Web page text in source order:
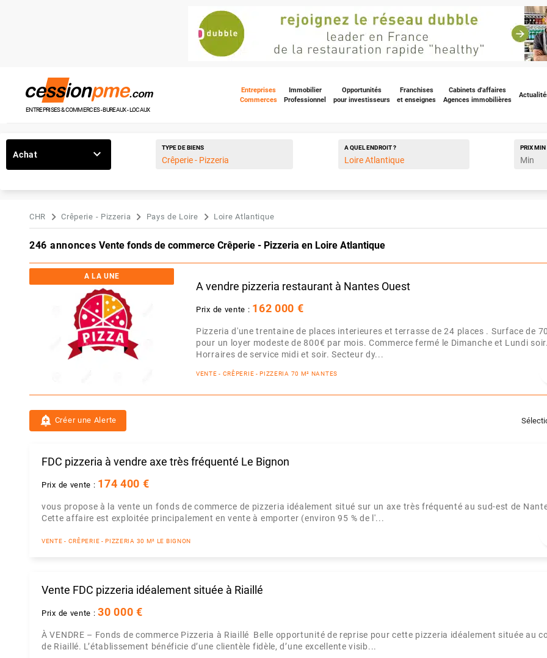
ENTREPRISES & COMMERCES - BUREAUX - LOCAUX
Entreprises
Commerces
Immobilier
Professionnel
Opportunités
pour investisseurs
Franchises
et enseignes
Cabinets d'affaires
Agences immobilières
Achat
TYPE DE BIENS A QUEL ENDROIT ? PRIXMIN
CHR Crêperie - Pizzeria Pays de Loire Loire Atlantique
246 annoncesVente fonds de commerce Crêperie - Pizzeria en Loire Atlantique
A LA UNE
A vendre pizzeria restaurant à Nantes Ouest
Prix de vente : 162 000 €
Pizzeria d'une trentaine de places interieures et terrasse de 24 places . Surface de
pour un loyer modeste de 800€ par mois. Commerce fermé le Dimanche et Lundi soir.
Horraires de service midi et soir. Secteur dy...
VENTE - CRÊPERIE - PIZZERIA 70 M² NANTES
add_alert Créer une Alerte
FDC pizzeria à vendre axe très fréquenté Le Bignon
Prix de vente : 174 400 €
vous propose à la vente un fonds de commerce de pizzeria idéalement situé sur un axe très fréquenté au sud-est de
Cette affaire est exploitée principalement en vente à emporter (environ 95 % de l'...
VENTE - CRÊPERIE - PIZZERIA 30 M² LE BIGNON
Vente FDC pizzeria idéalement située à Riaillé
Prix de vente :30 000 €
À VENDRE – Fonds de commerce Pizzeria à Riaillé Belle opportunité de reprise pour cette pizzeria idéalement située au
de Riaillé. L’établissement bénéficie d’une clientèle fidèle, d’une excellente visib...